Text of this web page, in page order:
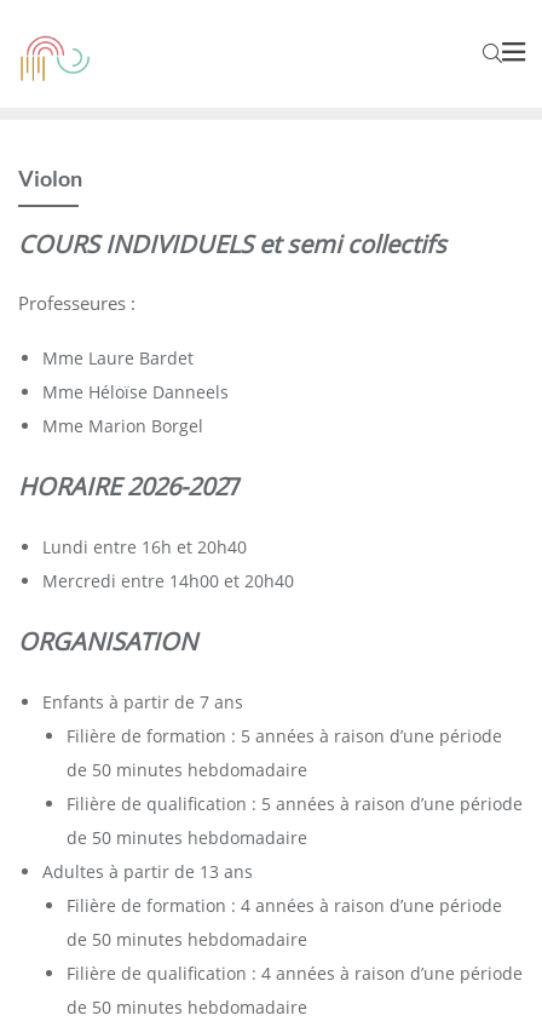
Violon
COURS INDIVIDUELS et semi collectifs
Professeures :
Mme Laure Bardet
Mme Héloïse Danneels
Mme Marion Borgel
HORAIRE 2026-2027
Lundi entre 16h et 20h40
Mercredi entre 14h00 et 20h40
ORGANISATION
Enfants à partir de 7 ans
Filière de formation : 5 années à raison d’une période
de 50 minutes hebdomadaire
Filière de qualification : 5 années à raison d’une période
de 50 minutes hebdomadaire
Adultes à partir de 13 ans
Filière de formation : 4 années à raison d’une période
de 50 minutes hebdomadaire
Filière de qualification : 4 années à raison d’une période
de 50 minutes hebdomadaire